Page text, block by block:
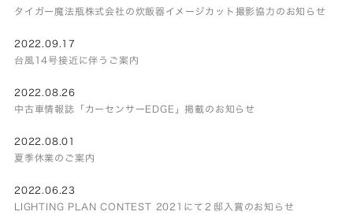
タイガー魔法瓶株式会社の炊飯器イメージカット撮影協力のお知らせ
2022.09.17
台風14号接近に伴うご案内
2022.08.26
中古車情報誌「カーセンサーEDGE」掲載のお知らせ
2022.08.01
夏季休業のご案内
2022.06.23
LIGHTING PLAN CONTEST 2021にて２邸入賞のお知らせ